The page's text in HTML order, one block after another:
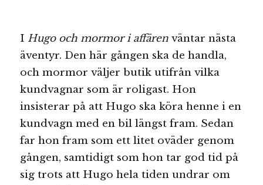
I Hugo och mormor i affären väntar nästa
äventyr. Den här gången ska de handla,
och mormor väljer butik utifrån vilka
kundvagnar som är roligast. Hon
insisterar på att Hugo ska köra henne i en
kundvagn med en bil längst fram. Sedan
far hon fram som ett litet oväder genom
gången, samtidigt som hon tar god tid på
sig trots att Hugo hela tiden undrar om